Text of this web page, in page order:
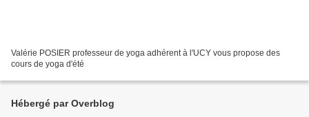
Valérie POSIER professeur de yoga adhérent à l'UCY vous propose des
cours de yoga d'été
Hébergé par Overblog